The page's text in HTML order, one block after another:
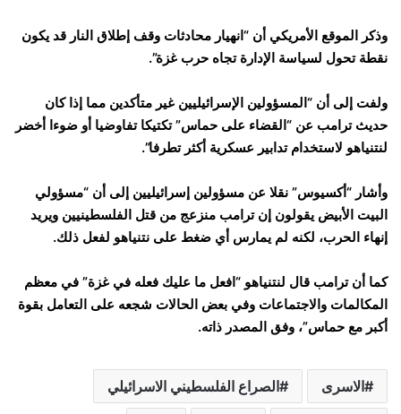
وذكر الموقع الأمريكي أن “انهيار محادثات وقف إطلاق النار قد يكون
نقطة تحول لسياسة الإدارة تجاه حرب غزة”.
ولفت إلى أن “المسؤولين الإسرائيليين غير متأكدين مما إذا كان
حديث ترامب عن “القضاء على حماس” تكتيكا تفاوضيا أو ضوءا أخضر
لنتنياهو لاستخدام تدابير عسكرية أكثر تطرفا”.
وأشار “أكسيوس” نقلا عن مسؤولين إسرائيليين إلى أن “مسؤولي
البيت الأبيض يقولون إن ترامب منزعج من قتل الفلسطينيين ويريد
إنهاء الحرب، لكنه لم يمارس أي ضغط على نتنياهو لفعل ذلك.
كما أن ترامب قال لنتنياهو “افعل ما عليك فعله في غزة” في معظم
المكالمات والاجتماعات وفي بعض الحالات شجعه على التعامل بقوة
أكبر مع حماس”، وفق المصدر ذاته.
الاسرى الصراع الفلسطيني الاسرائيلي